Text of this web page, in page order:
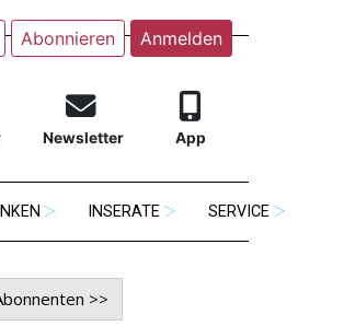
Abonnieren Anmelden
Newsletter App
INSERATE SERVICE